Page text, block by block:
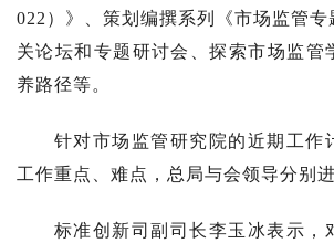
022 ）》、策划编撰系列《市场监管
关论坛和专题研讨会、探索市场监管
养路径等。
针对市场监管研究院的近期工作
工作重点、难点，总局与会领导分别
标准创新司副司长李玉冰表示，